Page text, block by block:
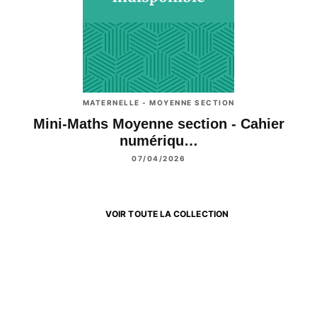
MATERNELLE - MOYENNE SECTION
Mini-Maths Moyenne section - Cahier
numériqu…
07/04/2026
VOIR TOUTE LA COLLECTION